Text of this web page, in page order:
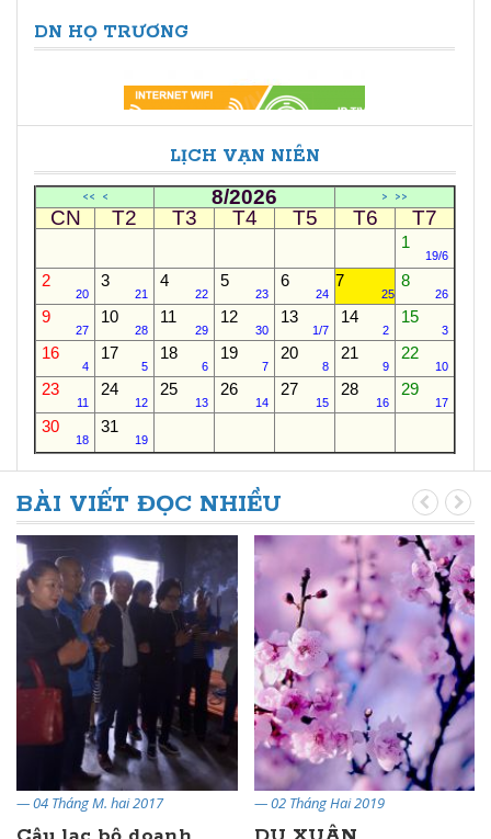
DN HỌ TRƯƠNG
LỊCH VẠN NIÊN
<< < 8/2026 > >>
CN T2 T3 T4 T5 T6 T7
1
19/6
2
20
3
21
4
22
5
23
6
24
7
25
8
26
9
27
10
28
11
29
12
30
13
1/7
14
2
15
3
16
4
17
5
18
6
19
7
20
8
21
9
22
10
23
11
24
12
25
13
26
14
27
15
28
16
29
17
30
18
31
19
BÀI VIẾT ĐỌC NHIỀU
— 04 Tháng M. hai 2017 — 02 Tháng Hai 2019